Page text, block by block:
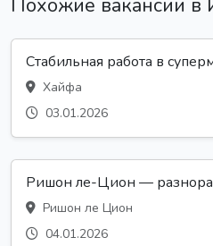
Стабильная работа в
Хайфа
03.01.2026
Ришон ле-Цион —
Ришон ле Цион
04.01.2026